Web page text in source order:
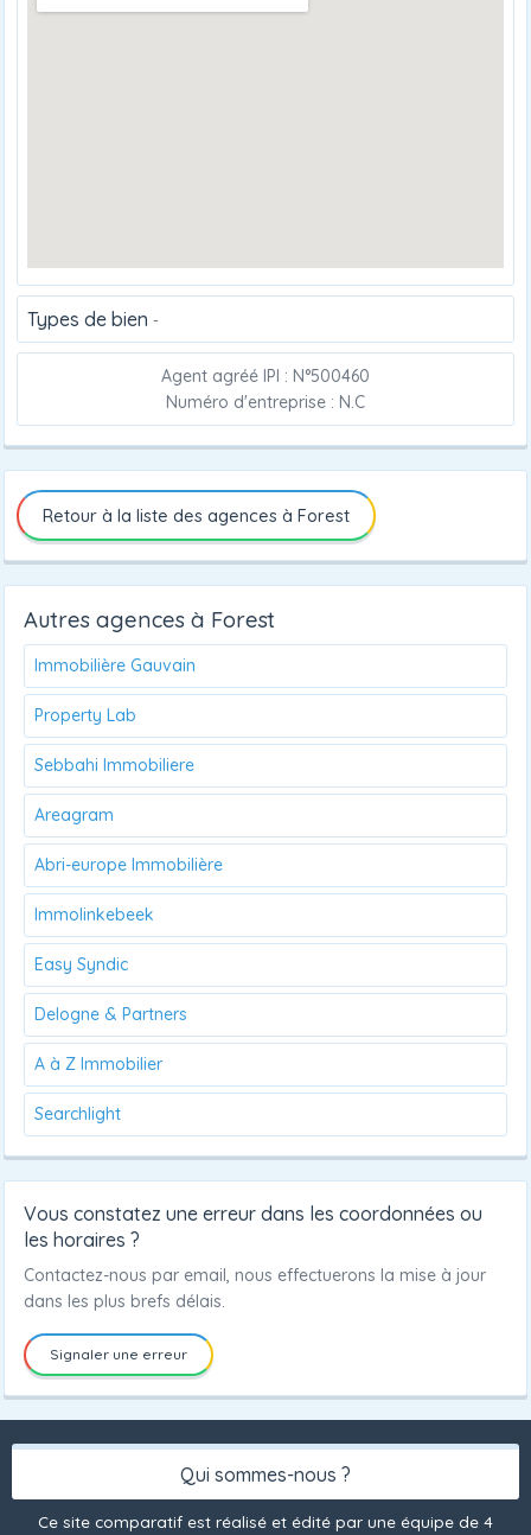
Types de bien -
Agent agréé IPI : N°500460
Numéro d'entreprise : N.C
Retour à la liste des agences à Forest
Autres agences à Forest
Immobilière Gauvain
Property Lab
Sebbahi Immobiliere
Areagram
Abri-europe Immobilière
Immolinkebeek
Easy Syndic
Delogne & Partners
A à Z Immobilier
Searchlight
Vous constatez une erreur dans les coordonnées ou
les horaires ?
Contactez-nous par email, nous effectuerons la mise à jour
dans les plus brefs délais.
Signaler une erreur
Qui sommes-nous ?
Ce site comparatif est réalisé et édité par une équipe de 4